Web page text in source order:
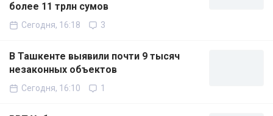
более 11 трлн сумов
Сегодня, 16:18 3
В Ташкенте выявили почти 9 тысяч
незаконных объектов
Сегодня, 16:10 1